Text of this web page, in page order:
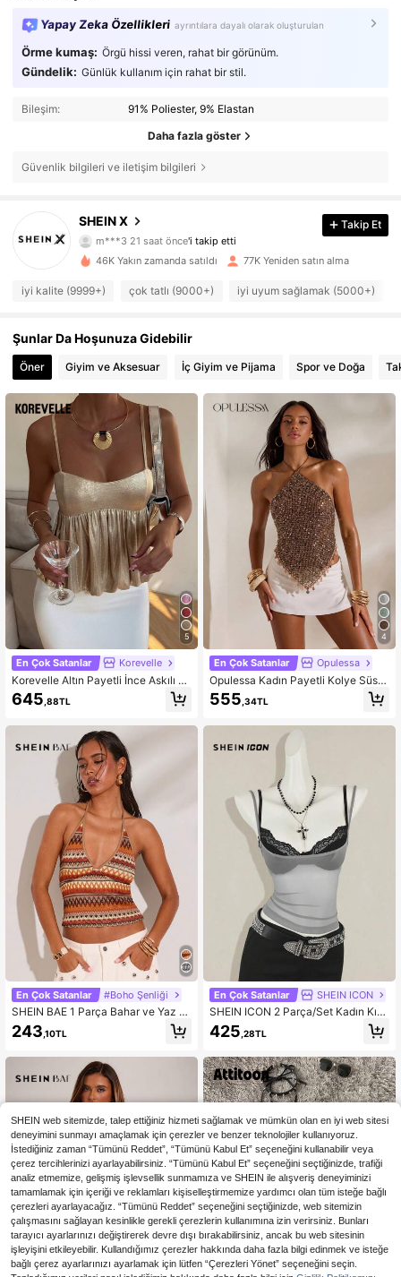
Yapay Zeka Özellikleri ayrıntılara dayalı olarak oluşturulan
Örme kumaş: Örgü hissi veren, rahat bir görünüm.
Gündelik: Günlük kullanım için rahat bir stil.
Bileşim: 91% Poliester, 9% Elastan
Daha fazla göster
Güvenlik bilgileri ve iletişim bilgileri
SHEIN X
4,90
117K Takipçiler
s***0göz atıyor
4,90
117K Takipçiler
117K Takipçiler
4,90 117K Takipçiler
4,90 117K Takipçiler
117K Takipçiler
4,90 117K Takipçiler
4,90 117K Takipçiler
4,90 117K Takipçiler
117K Takipçiler
Takip Et
46K Yakın zamanda satıldı 77K Yeniden satın alma
iyi kalite (9999+) çok tatlı (9000+) iyi uyum sağlamak (5000+)
Şunlar Da Hoşunuza Gidebilir
Öner Giyim ve Aksesuar İç Giyim ve Pijama Spor ve Doğa
5
En Çok Satanlar Korevelle
Korevelle Altın Payetli İnce Askılı K
adın Atlet
645 ,88TL
En Çok Satanlar #Boho Şenliği
SHEIN BAE 1 Parça Bahar ve Yaz Tı
ğ İşi Çizgili Basit V Yaka Askılı Atlet
Üstü, Tatil İlkbahar Yaz Şık Seksi Pl
avuz Partisi Tatili İçin Uygun
243 ,10TL
4
En Çok Satanlar Opulessa
Opulessa Kadın Payetli Kolye Süsle
meli Sırtı Açık Halter Yaka Üst
555 ,34TL
En Çok Satanlar SHEIN ICON
SHEIN ICON 2 Parça/Set Kadın Kır
mızı Şeffaf Askılı Bluz ve Siyah Dan
tel İnce Askılı Bluz
425 ,28TL
SHEIN web sitemizde, talep ettiğiniz hizmeti sağlamak ve mümkün olan en iyi web sitesi
deneyimini sunmayı amaçlamak için çerezler ve benzer teknolojiler kullanıyoruz.
İstediğiniz zaman “Tümünü Reddet”, “Tümünü Kabul Et” seçeneğini kullanabilir veya
çerez tercihlerinizi ayarlayabilirsiniz. “Tümünü Kabul Et” seçeneğini seçtiğinizde, trafiği
analiz etmemize, gelişmiş işlevsellik sunmamıza ve SHEIN ile alışveriş deneyiminizi
tamamlamak için içeriği ve reklamları kişiselleştirmemize yardımcı olan tüm isteğe bağlı
çerezleri ayarlayacağız. “Tümünü Reddet” seçeneğini seçtiğinizde, web sitemizin
çalışmasını sağlayan kesinlikle gerekli çerezlerin kullanımına izin verirsiniz. Bunları
tarayıcı ayarlarınızı değiştirerek devre dışı bırakabilirsiniz, ancak bu web sitesinin
işleyişini etkileyebilir. Kullandığımız çerezler hakkında daha fazla bilgi edinmek ve isteğe
bağlı çerez ayarlarınızı ayarlamak için lütfen “Çerezleri Yönet” seçeneğini seçin.